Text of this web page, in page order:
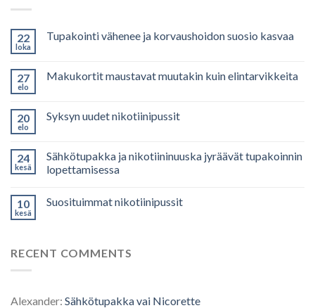
22
loka
Tupakointi vähenee ja korvaushoidon suosio kasvaa
27
elo
Makukortit maustavat muutakin kuin elintarvikkeita
20
elo
Syksyn uudet nikotiinipussit
24
kesä
Sähkötupakka ja nikotiininuuska jyräävät tupakoinnin
lopettamisessa
10
kesä
Suosituimmat nikotiinipussit
RECENT COMMENTS
Alexander: Sähkötupakka vai Nicorette